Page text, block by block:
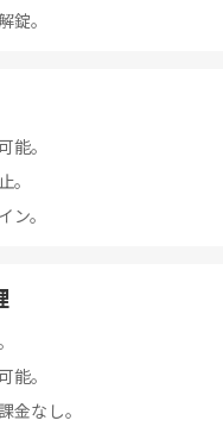
錠。
能。
。
能。
金なし。